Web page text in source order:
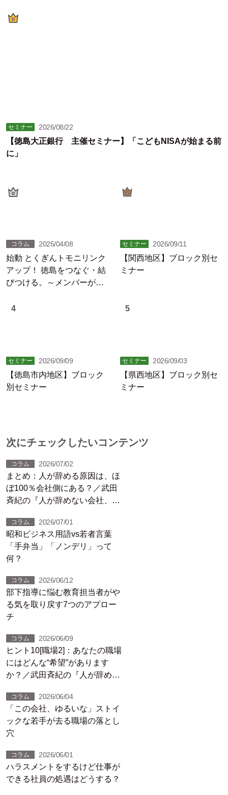
セミナー 2026/08/22
【徳島大正銀行 主催セミナー】「こどもNISAが始まる前
に」
コラム 2025/04/08
始動 とくぎんトモニリンク
アップ！ 徳島をつなぐ・結
びつける。～メンバーが躍
セミナー 2026/09/11
【関西地区】ブロック別セ
ミナー
4
セミナー 2026/09/09
【徳島市内地区】ブロック
別セミナー
5
セミナー 2026/09/03
【県西地区】ブロック別セ
ミナー
次にチェックしたいコンテンツ
コラム 2026/07/02
まとめ：人が辞める原因は、ほ
ぼ100％会社側にある？／武田
斉紀の『人が辞めない会社、10
コラム 2026/07/01
昭和ビジネス用語vs若者言葉
「手弁当」「ノンデリ」って
何？
コラム 2026/06/12
部下指導に悩む教育担当者がや
る気を取り戻す7つのアプロー
チ
コラム 2026/06/09
ヒント10[職場2]：あなたの職場
にはどんな“希望”があります
か？／武田斉紀の『人が辞めな
コラム 2026/06/04
「この会社、ゆるいな」ストイ
ックな若手が去る職場の落とし
穴
コラム 2026/06/01
ハラスメントをするけど仕事が
できる社員の処遇はどうする？